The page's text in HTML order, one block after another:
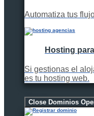
Automatiza tus
Hosting
Si gestionas el
es tu hosting web.
Close Dominios